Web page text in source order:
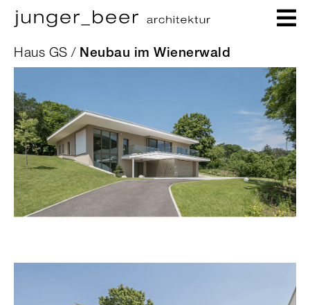
Haus GS / Neubau im Wienerwald